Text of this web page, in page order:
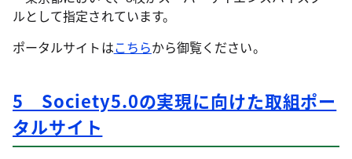
ルとして指定されています。
ポータルサイトはこちらから御覧ください。
5 Society5.0の実現に向けた取組ポー
タルサイト